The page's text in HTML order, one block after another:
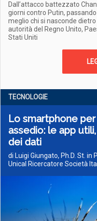
Dall’attacco battezzato
giorni contro Putin,
meglio chi si nasconde
autorità del Regno Unito,
Stati Uniti
TECNOLOGIE
Lo smartphone
assedio: le app
dei dati
di Luigi Giungato, Ph.D. St. in
Unical Ricercatore Società